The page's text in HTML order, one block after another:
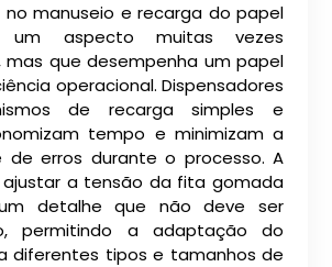
manuseio e recarga do papel
aspecto muitas vezes
mas que desempenha um papel
operacional. Dispensadores
de recarga simples e
tempo e minimizam a
de erros durante o processo. A
a tensão da fita gomada
detalhe que não deve ser
permitindo a adaptação do
diferentes tipos e tamanhos de